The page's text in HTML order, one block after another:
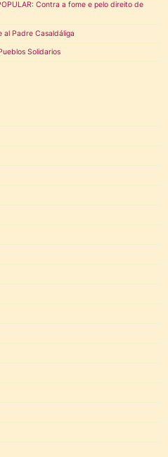
Contra a fome e pelo direito de
al Padre Casaldáliga
Solidarios